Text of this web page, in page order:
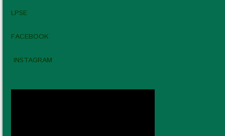
LPSE
FACEBOOK
INSTAGRAM